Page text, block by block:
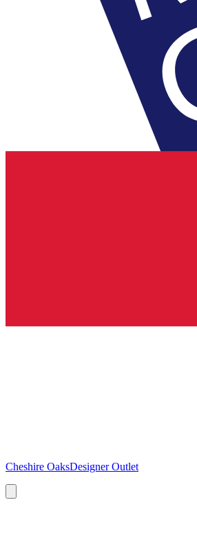
Cheshire OaksDesigner Outlet